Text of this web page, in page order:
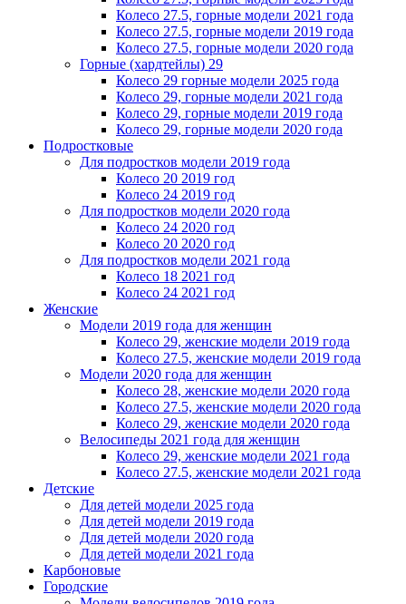
Колесо 27.5, горные модели 2021 года
Колесо 27.5, горные модели 2019 года
Колесо 27.5, горные модели 2020 года
Горные (хардтейлы) 29
Колесо 29 горные модели 2025 года
Колесо 29, горные модели 2021 года
Колесо 29, горные модели 2019 года
Колесо 29, горные модели 2020 года
Подростковые
Для подростков модели 2019 года
Колесо 20 2019 год
Колесо 24 2019 год
Для подростков модели 2020 года
Колесо 24 2020 год
Колесо 20 2020 год
Для подростков модели 2021 года
Колесо 18 2021 год
Колесо 24 2021 год
Женскиe
Модели 2019 года для женщин
Колесо 29, женские модели 2019 года
Колесо 27.5, женские модели 2019 года
Модели 2020 года для женщин
Колесо 28, женские модели 2020 года
Колесо 27.5, женские модели 2020 года
Колесо 29, женские модели 2020 года
Велосипеды 2021 года для женщин
Колесо 29, женские модели 2021 года
Колесо 27.5, женские модели 2021 года
Детские
Для детей модели 2025 года
Для детей модели 2019 года
Для детей модели 2020 года
Для детей модели 2021 года
Карбоновые
Городские